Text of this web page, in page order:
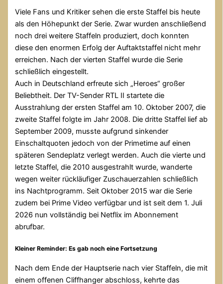
Viele Fans und Kritiker sehen die erste Staffel bis heute
als den Höhepunkt der Serie. Zwar wurden anschließend
noch drei weitere Staffeln produziert, doch konnten
diese den enormen Erfolg der Auftaktstaffel nicht mehr
erreichen. Nach der vierten Staffel wurde die Serie
schließlich eingestellt.
Auch in Deutschland erfreute sich „Heroes“ großer
Beliebtheit. Der TV-Sender RTL II startete die
Ausstrahlung der ersten Staffel am 10. Oktober 2007, die
zweite Staffel folgte im Jahr 2008. Die dritte Staffel lief ab
September 2009, musste aufgrund sinkender
Einschaltquoten jedoch von der Primetime auf einen
späteren Sendeplatz verlegt werden. Auch die vierte und
letzte Staffel, die 2010 ausgestrahlt wurde, wanderte
wegen weiter rückläufiger Zuschauerzahlen schließlich
ins Nachtprogramm. Seit Oktober 2015 war die Serie
zudem bei Prime Video verfügbar und ist seit dem 1. Juli
2026 nun vollständig bei Netflix im Abonnement
abrufbar.
Kleiner Reminder: Es gab noch eine Fortsetzung
Nach dem Ende der Hauptserie nach vier Staffeln, die mit
einem offenen Cliffhanger abschloss, kehrte das